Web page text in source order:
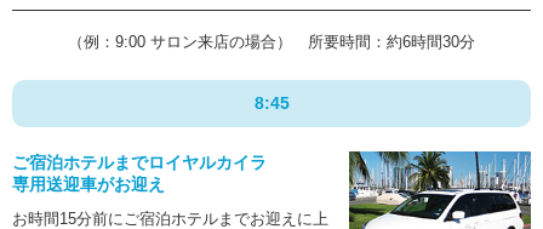
（例：9:00 サロン来店の場合） 所要時間：約6時間30分
8:45
ご宿泊ホテルまでロイヤルカイラ
専用送迎車がお迎え
お時間15分前にご宿泊ホテルまでお迎えに上